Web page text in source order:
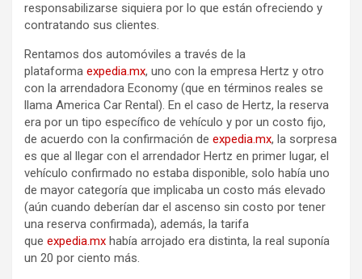
responsabilizarse siquiera por lo que están ofreciendo y
contratando sus clientes.
Rentamos dos automóviles a través de la
plataforma expedia.mx, uno con la empresa Hertz y otro
con la arrendadora Economy (que en términos reales se
llama America Car Rental). En el caso de Hertz, la reserva
era por un tipo específico de vehículo y por un costo fijo,
de acuerdo con la confirmación de expedia.mx, la sorpresa
es que al llegar con el arrendador Hertz en primer lugar, el
vehículo confirmado no estaba disponible, solo había uno
de mayor categoría que implicaba un costo más elevado
(aún cuando deberían dar el ascenso sin costo por tener
una reserva confirmada), además, la tarifa
que expedia.mx había arrojado era distinta, la real suponía
un 20 por ciento más.